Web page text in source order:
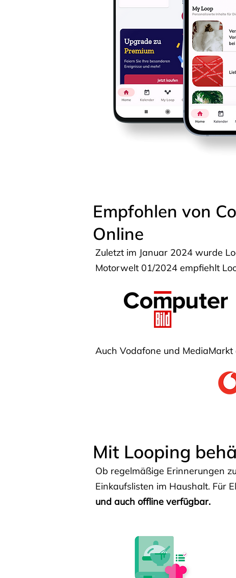
Empfohlen von
Online
Zuletzt im Januar 2024 wurde
Motorwelt 01/2024 empfiehlt
Auch Vodafone und
Mit Looping
Ob regelmäßige Erinnerungen
Einkaufslisten im Haushalt. Für
und auch offline verfügbar.